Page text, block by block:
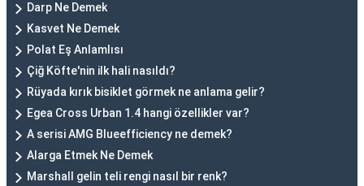
Darp Ne Demek
Kasvet Ne Demek
Polat Eş Anlamlısı
Çiğ Köfte'nin ilk hali nasıldı?
Rüyada kırık bisiklet görmek ne anlama gelir?
Egea Cross Urban 1.4 hangi özellikler var?
A serisi AMG Blueefficiency ne demek?
Alarga Etmek Ne Demek
Marshall gelin teli rengi nasıl bir renk?